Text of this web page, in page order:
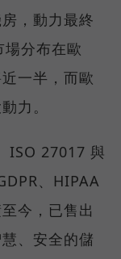
，動力最終
分布在歐
一半，而歐
力。
ISO 27017 與
、HIPAA
今，已售出
、安全的儲